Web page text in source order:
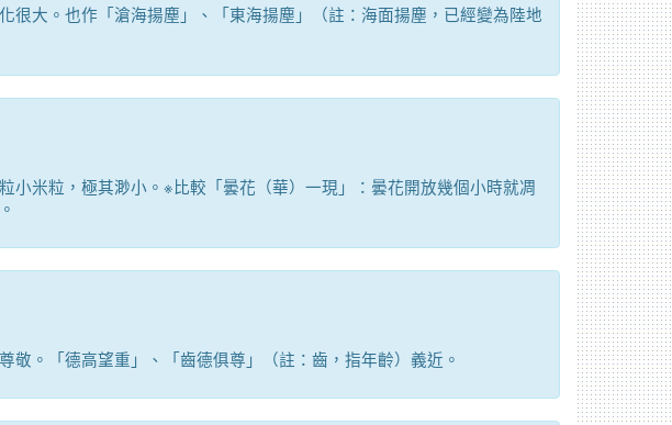
很大。也作「滄海揚塵」、「東海揚塵」（註：海面揚塵，已經變為陸地
小米粒，極其渺小。※比較「曇花（華）一現」：曇花開放幾個小時就凋
敬。「德高望重」、「齒德俱尊」（註：齒，指年齡）義近。